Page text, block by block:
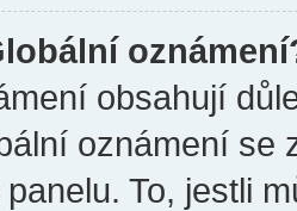
obsahují
oznámení se
To, jestli